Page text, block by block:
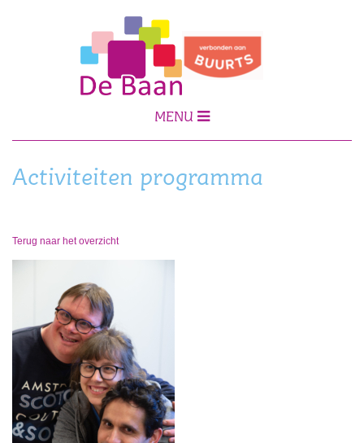
MENU
Activiteiten programma
Terug naar het overzicht